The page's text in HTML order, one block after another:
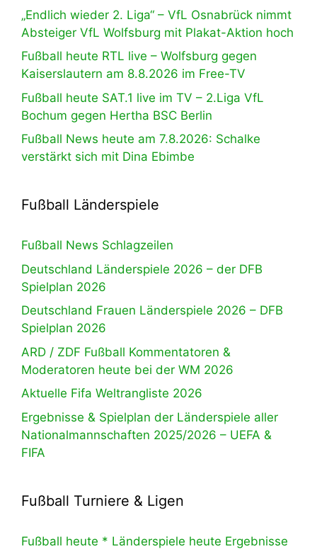
„Endlich wieder 2. Liga“ – VfL Osnabrück nimmt
Absteiger VfL Wolfsburg mit Plakat-Aktion hoch
Fußball heute RTL live – Wolfsburg gegen
Kaiserslautern am 8.8.2026 im Free-TV
Fußball heute SAT.1 live im TV – 2.Liga VfL
Bochum gegen Hertha BSC Berlin
Fußball News heute am 7.8.2026: Schalke
verstärkt sich mit Dina Ebimbe
Fußball Länderspiele
Fußball News Schlagzeilen
Deutschland Länderspiele 2026 – der DFB
Spielplan 2026
Deutschland Frauen Länderspiele 2026 – DFB
Spielplan 2026
ARD / ZDF Fußball Kommentatoren &
Moderatoren heute bei der WM 2026
Aktuelle Fifa Weltrangliste 2026
Ergebnisse & Spielplan der Länderspiele aller
Nationalmannschaften 2025/2026 – UEFA &
FIFA
Fußball Turniere & Ligen
Fußball heute * Länderspiele heute Ergebnisse